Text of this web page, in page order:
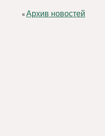
«Архив новостей